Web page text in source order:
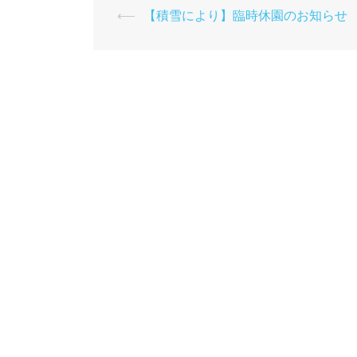
投
⟵ 【積雪により】臨時休園のお知らせ